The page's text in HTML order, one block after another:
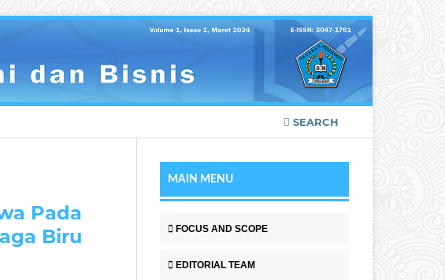
SEARCH
Pada
Biru
MAIN MENU
FOCUS AND SCOPE
EDITORIAL TEAM